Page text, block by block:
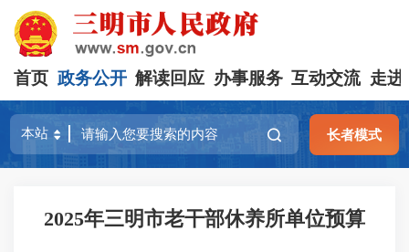
首页 政务公开 解读回应 办事服务 互动交流 走进
长者模式
2025年三明市老干部休养所单位预算